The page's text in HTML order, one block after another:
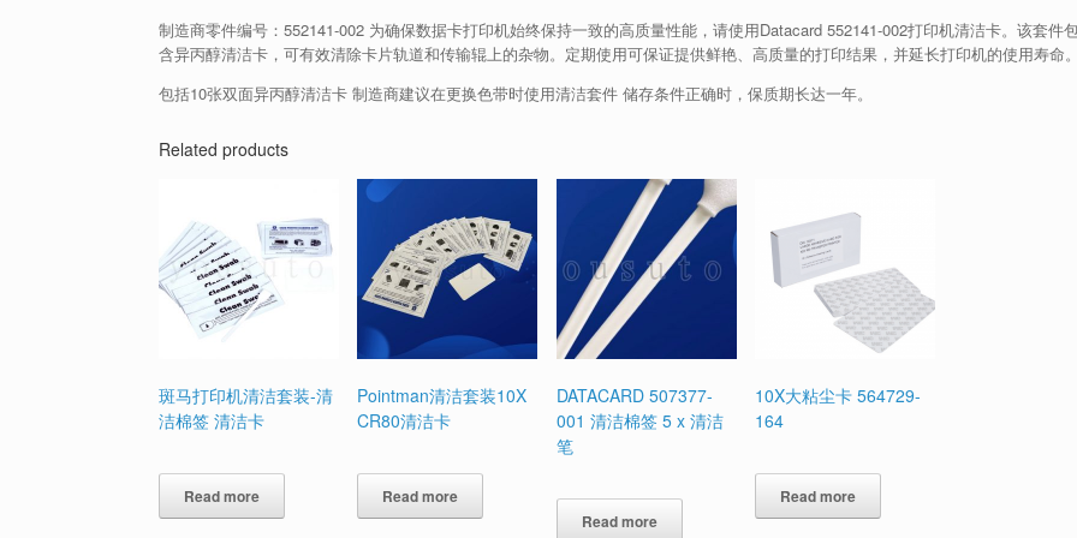
制造商零件编号：552141-002 为确保数据卡打印机始终保持一致的高质量性能，请使用Datacard 552141-002打印机清洁卡。该套件
含异丙醇清洁卡，可有效清除卡片轨道和传输辊上的杂物。定期使用可保证提供鲜艳、高质量的打印结果，并延长打印机的使用寿命
包括10张双面异丙醇清洁卡 制造商建议在更换色带时使用清洁套件 储存条件正确时，保质期长达一年。
Related products
斑马打印机清洁套装-清
洁棉签 清洁卡
Read more
Pointman清洁套装10X
CR80清洁卡
Read more
DATACARD 507377-
001 清洁棉签 5 x 清洁
笔
Read more
10X大粘尘卡 564729-
164
Read more